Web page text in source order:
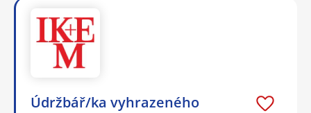
Údržbář/ka vyhrazeného